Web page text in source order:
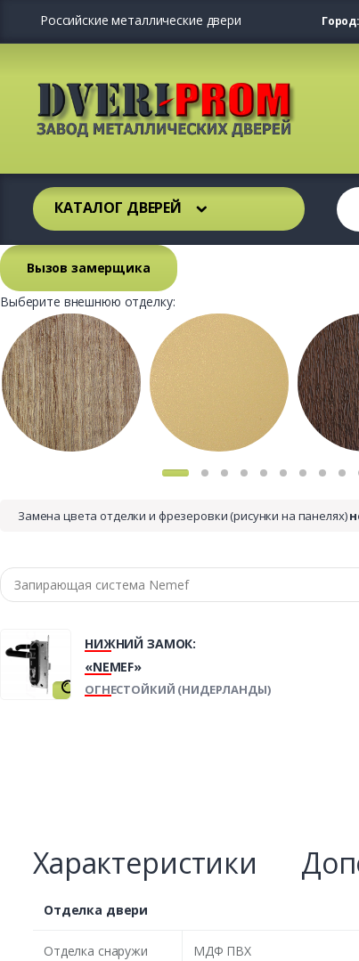
Российские металлические двери Город:
КАТАЛОГ ДВЕРЕЙ
Вызов замерщика
Выберите внешнюю отделку:
Замена цвета отделки и фрезеровки (рисунки на панелях)
НИЖНИЙ ЗАМОК:
«NEMEF»
ОГНЕСТОЙКИЙ (НИДЕРЛАНДЫ)
Характеристики
Отделка двери
Отделка снаружи МДФ ПВХ